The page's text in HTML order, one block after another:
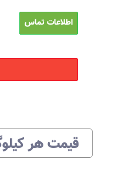
اطلاعات تماس
قیمت هر